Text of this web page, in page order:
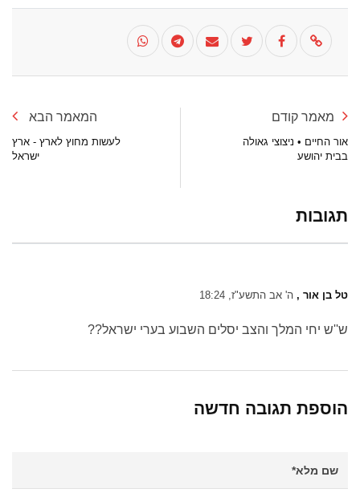
מאמר קודם
אור החיים • ניצוצי גאולה
בבית יהושע
המאמר הבא
לעשות מחוץ לארץ - ארץ
ישראל
תגובות
טל בן אור , ה' אב התשע"ז, 18:24
ש''ש יחי המלך והצב יסלים השבוע בערי ישראל??
הוספת תגובה חדשה